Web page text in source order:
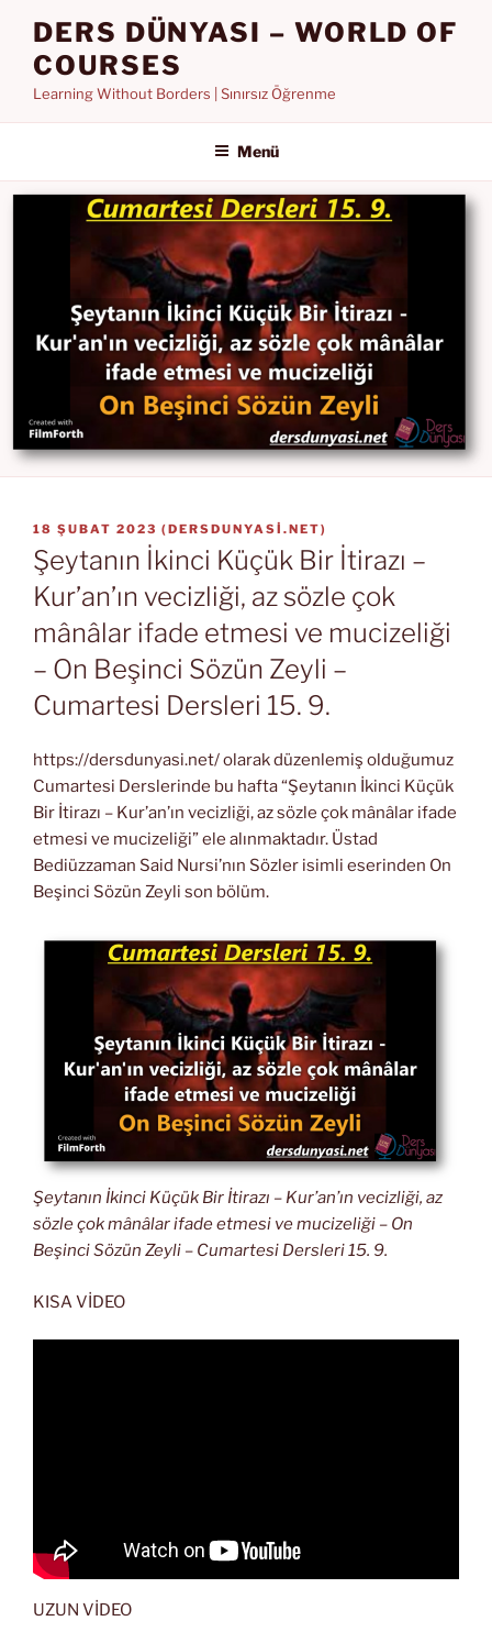
DERS DÜNYASI – WORLD OF
COURSES
Learning Without Borders | Sınırsız Öğrenme
Menü
YAYIM
TARIHI
18 ŞUBAT 2023 (DERSDUNYASI.NET)
Şeytanın İkinci Küçük Bir İtirazı –
Kur’an’ın vecizliği, az sözle çok
mânâlar ifade etmesi ve mucizeliği
– On Beşinci Sözün Zeyli –
Cumartesi Dersleri 15. 9.
https://dersdunyasi.net/ olarak düzenlemiş olduğumuz
Cumartesi Derslerinde bu hafta “Şeytanın İkinci Küçük
Bir İtirazı – Kur’an’ın vecizliği, az sözle çok mânâlar ifade
etmesi ve mucizeliği” ele alınmaktadır. Üstad
Bediüzzaman Said Nursi’nın Sözler isimli eserinden On
Beşinci Sözün Zeyli son bölüm.
Şeytanın İkinci Küçük Bir İtirazı – Kur’an’ın vecizliği, az
sözle çok mânâlar ifade etmesi ve mucizeliği – On
Beşinci Sözün Zeyli – Cumartesi Dersleri 15. 9.
KISA VİDEO
UZUN VİDEO